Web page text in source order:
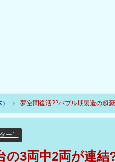
夢空間復活??バブル期製造の超豪
ー）
の3両中2両が連結